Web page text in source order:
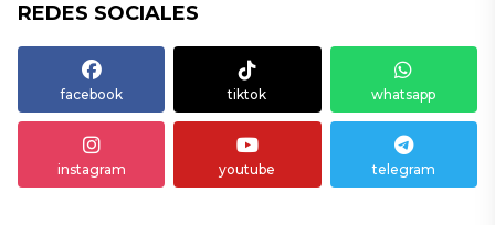
REDES SOCIALES
facebook tiktok whatsapp
instagram youtube telegram